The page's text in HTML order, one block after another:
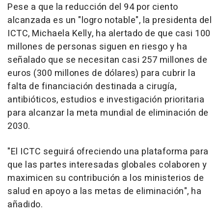
Pese a que la reducción del 94 por ciento
alcanzada es un "logro notable", la presidenta del
ICTC, Michaela Kelly, ha alertado de que casi 100
millones de personas siguen en riesgo y ha
señalado que se necesitan casi 257 millones de
euros (300 millones de dólares) para cubrir la
falta de financiación destinada a cirugía,
antibióticos, estudios e investigación prioritaria
para alcanzar la meta mundial de eliminación de
2030.
"El ICTC seguirá ofreciendo una plataforma para
que las partes interesadas globales colaboren y
maximicen su contribución a los ministerios de
salud en apoyo a las metas de eliminación", ha
añadido.